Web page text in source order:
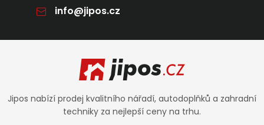
info@jipos.cz
Jipos nabízí prodej kvalitního nářadí, autodoplňků a zahradní
techniky za nejlepší ceny na trhu.